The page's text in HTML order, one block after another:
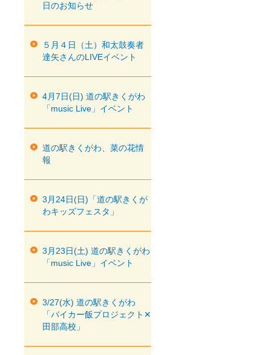
日のお知らせ
５月４日（土）和太鼓奏者
達矢さんのLIVEイベント
4月7日(日) 道の駅きくがわ
「music Live」イベント
道の駅きくがわ、菜の花情
報
3月24日(日)「道の駅きくが
わキッズフェスタ」
3月23日(土) 道の駅きくがわ
「music Live」イベント
3/27(水) 道の駅きくがわ
「バイカー飯プロジェクト✕
田部高校」